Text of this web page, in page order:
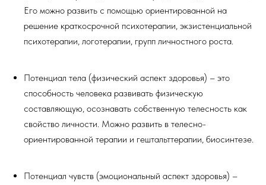
Его можно развить с помощью ориентированной на
решение краткосрочной психотерапии, экзистенциальной
психотерапии, логотерапии, групп личностного роста.
Потенциал тела (физический аспект здоровья) – это
способность человека развивать физическую
составляющую, осознавать собственную телесность как
свойство личности. Можно развить в телесно-
ориентированной терапии и гештальттерапии, биосинтезе.
Потенциал чувств (эмоциональный аспект здоровья) –